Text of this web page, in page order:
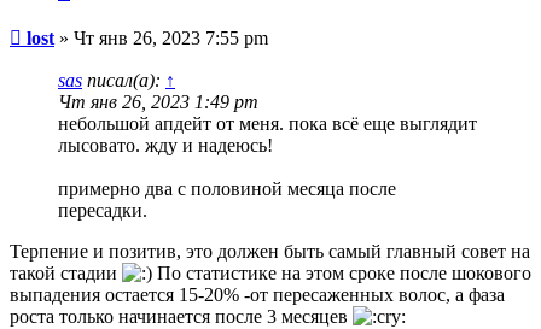
Сообщение
lost » Чт янв 26, 2023 7:55 pm
sas писал(а): ↑
Чт янв 26, 2023 1:49 pm
небольшой апдейт от меня. пока всё еще выглядит
лысовато. жду и надеюсь!
примерно два с половиной месяца после
пересадки.
Терпение и позитив, это должен быть самый главный совет на
такой стадии
По статистике на этом сроке после шокового
выпадения остается 15-20% -от пересаженных волос, а фаза
роста только начинается после 3 месяцев